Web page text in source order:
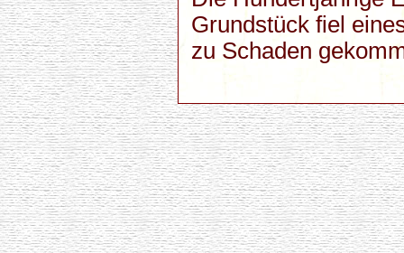
Grundstück fiel
zu Schaden